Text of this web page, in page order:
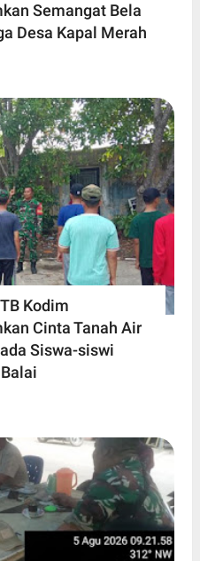
Semangat Bela
Desa Kapal Merah
Kodim
Cinta Tanah Air
Siswa-siswi